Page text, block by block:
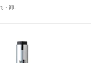
・卸-